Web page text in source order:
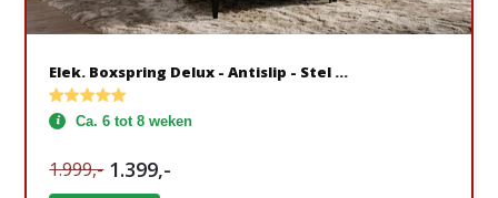
Elek. Boxspring Delux - Antislip - Stel ...
Ca. 6 tot 8 weken
1.999,- 1.399,-